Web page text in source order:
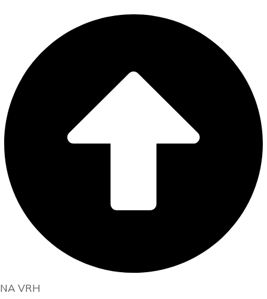
NA VRH